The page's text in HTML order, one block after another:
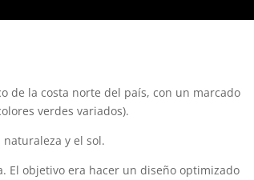
de la costa norte del país, con un marcado
verdes variados).
y el sol.
El objetivo era hacer un diseño optimizado